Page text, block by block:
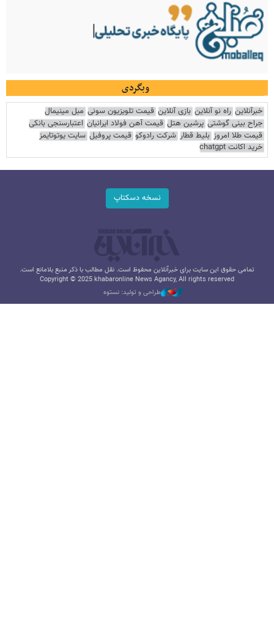
وبگردی
خبرآنلاین راه نو آنلاین بازی آنلاین قیمت تلویزیون سونی مبل مینیمال
جراح بینی گوشتی پرشین هتل قیمت آهن فولاد ایرانیان اعتبارسنجی بانکی
قیمت طلا امروز بلیط قطار شرکت رادوکو قیمت پروفیل سایت یوتوتایمز
خرید اکانت chatgpt
نسخه دسکتاپ
تمامی حقوق این سایت برای خبرآنلاین محفوظ است. نقل مطالب با ذکر منبع بلامانع است.
Copyright © 2025 khabaronline News Agancy, All rights reserved
طراحی و تولید: نستوه